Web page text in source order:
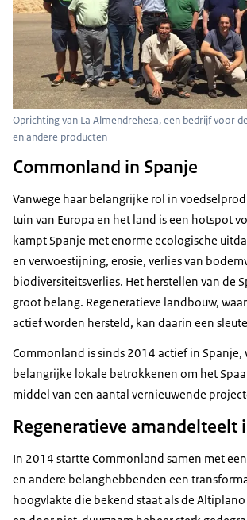
Oprichting van La Almendrehesa, een bedrijf voor
en andere producten
Commonland in Spanje
Vanwege haar belangrijke rol in
tuin van Europa en het land is een hotspot
kampt Spanje met enorme ecologische
en verwoestijning, erosie, verlies van
biodiversiteitsverlies. Het herstellen van de
groot belang. Regeneratieve landbouw,
actief worden hersteld, kan daarin een
Commonland is sinds 2014 actief in
belangrijke lokale betrokkenen om het
middel van een aantal vernieuwende
Regeneratieve amandelteelt
In 2014 startte Commonland samen met
en andere belanghebbenden een
hoogvlakte die bekend staat als de